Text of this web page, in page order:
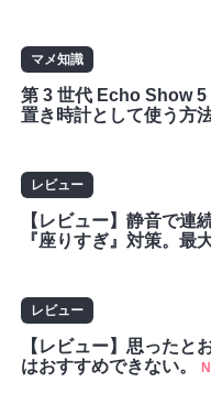
マメ知識
第 3 世代 Echo Show 5
置き時計として使う方
レビュー
【レビュー】静音で
『座りすぎ』対策。最
レビュー
【レビュー】思った
はおすすめできない。